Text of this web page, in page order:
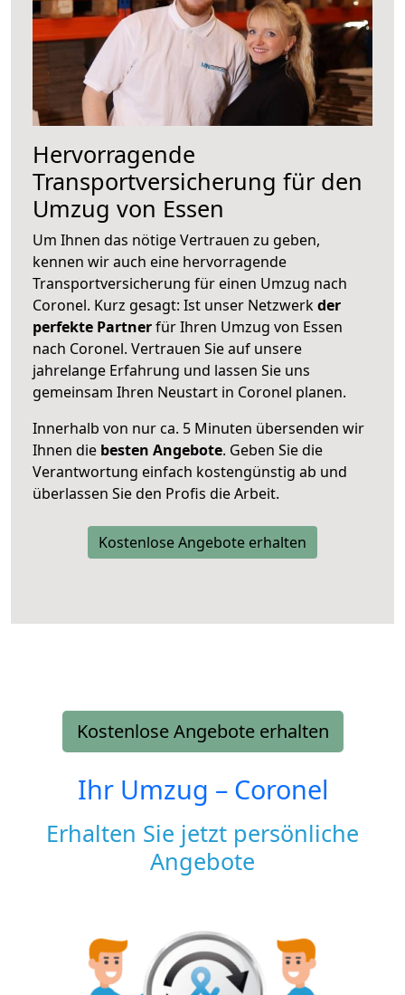
Hervorragende
Transportversicherung für den
Umzug von Essen
Um Ihnen das nötige Vertrauen zu geben,
kennen wir auch eine hervorragende
Transportversicherung für einen Umzug nach
Coronel. Kurz gesagt: Ist unser Netzwerkder
perfekte Partnerfür Ihren Umzug von Essen
nach Coronel. Vertrauen Sie auf unsere
jahrelange Erfahrung und lassen Sie uns
gemeinsam Ihren Neustart in Coronel planen.
Innerhalb von nur ca. 5 Minuten übersenden wir
Ihnen die besten Angebote. Geben Sie die
Verantwortung einfach kostengünstig ab und
überlassen Sie den Profis die Arbeit.
Kostenlose Angebote erhalten
Kostenlose Angebote erhalten
Ihr Umzug – Coronel
Erhalten Sie jetzt persönliche
Angebote